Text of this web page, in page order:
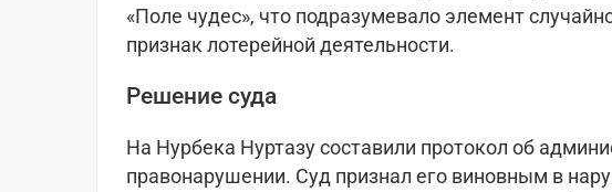
«Поле чудес», что подразумевало элемент
признак лотерейной деятельности.
Решение суда
На Нурбека Нуртазу составили протокол об
правонарушении. Суд признал его виновным в